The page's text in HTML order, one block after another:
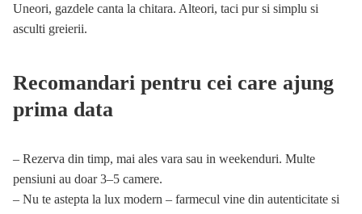
Uneori, gazdele canta la chitara. Alteori, taci pur si simplu si
asculti greierii.
Recomandari pentru cei care ajung
prima data
– Rezerva din timp, mai ales vara sau in weekenduri. Multe
pensiuni au doar 3–5 camere.
– Nu te astepta la lux modern – farmecul vine din autenticitate si